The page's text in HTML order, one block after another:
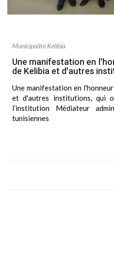
Municipalité Kelibia
Une manifestation en
de Kelibia et d'autres
Une manifestation en
et d'autres institutions, qui
l’institution Médiateur
tunisiennes